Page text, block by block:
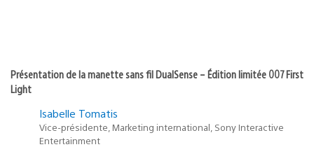
Présentation de la manette sans fil DualSense – Édition limitée 007 First
Light
Isabelle Tomatis
Vice-présidente, Marketing international, Sony Interactive
Entertainment